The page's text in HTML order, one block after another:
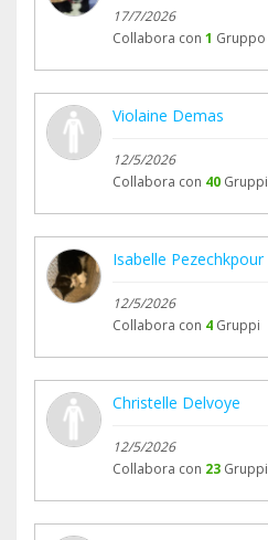
17/7/2026
Collabora con 1 Gruppo
Violaine Demas
12/5/2026
Collabora con 40 Gruppi
Isabelle Pezechkpour
12/5/2026
Collabora con 4 Gruppi
Christelle Delvoye
12/5/2026
Collabora con 23 Gruppi